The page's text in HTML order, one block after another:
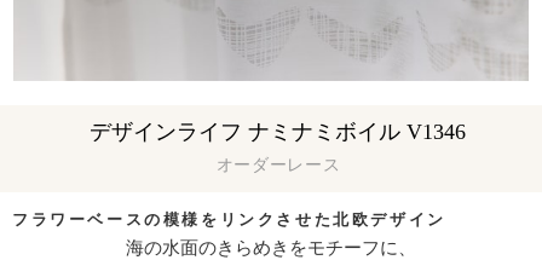
フラワーベースの模様をリンクさせた北欧デザイン
オーダーレース
デザインライフ ナミナミボイル V1346
海の水面のきらめきをモチーフに、